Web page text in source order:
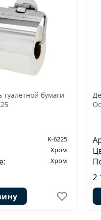
туалетной бумаги
K-6225
Хром
Хром
2